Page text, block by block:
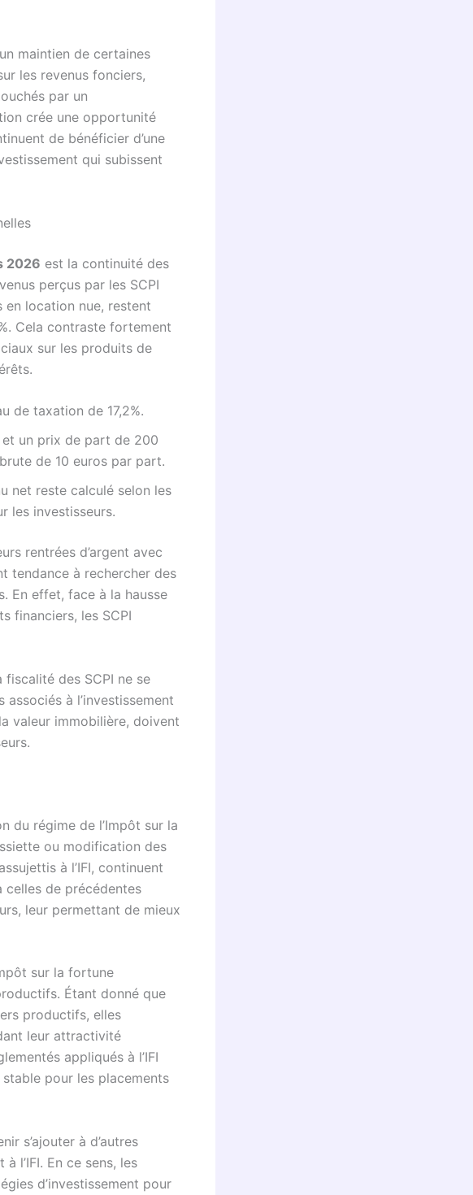
maintien de certaines
les revenus fonciers,
par un
crée une opportunité
de bénéficier d’une
qui subissent
2026 est la continuité des
perçus par les SCPI
location nue, restent
Cela contraste fortement
sur les produits de
de taxation de 17,2%.
et un prix de part de 200
de 10 euros par part.
net reste calculé selon les
les investisseurs.
rentrées d’argent avec
tendance à rechercher des
En effet, face à la hausse
financiers, les SCPI
des SCPI ne se
à l’investissement
valeur immobilière, doivent
du régime de l’Impôt sur la
ou modification des
à l’IFI, continuent
celles de précédentes
leur permettant de mieux
sur la fortune
Étant donné que
productifs, elles
leur attractivité
appliqués à l’IFI
pour les placements
s’ajouter à d’autres
l’IFI. En ce sens, les
d’investissement pour